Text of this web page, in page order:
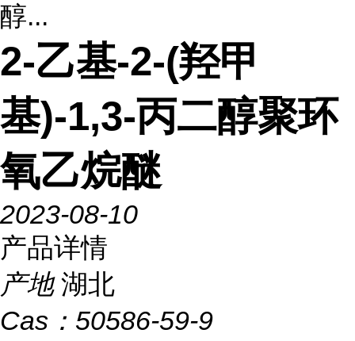
醇...
2-乙基-2-(羟甲
基)-1,3-丙二醇聚环
氧乙烷醚
2023-08-10
产品详情
产地 湖北
Cas： 50586-59-9